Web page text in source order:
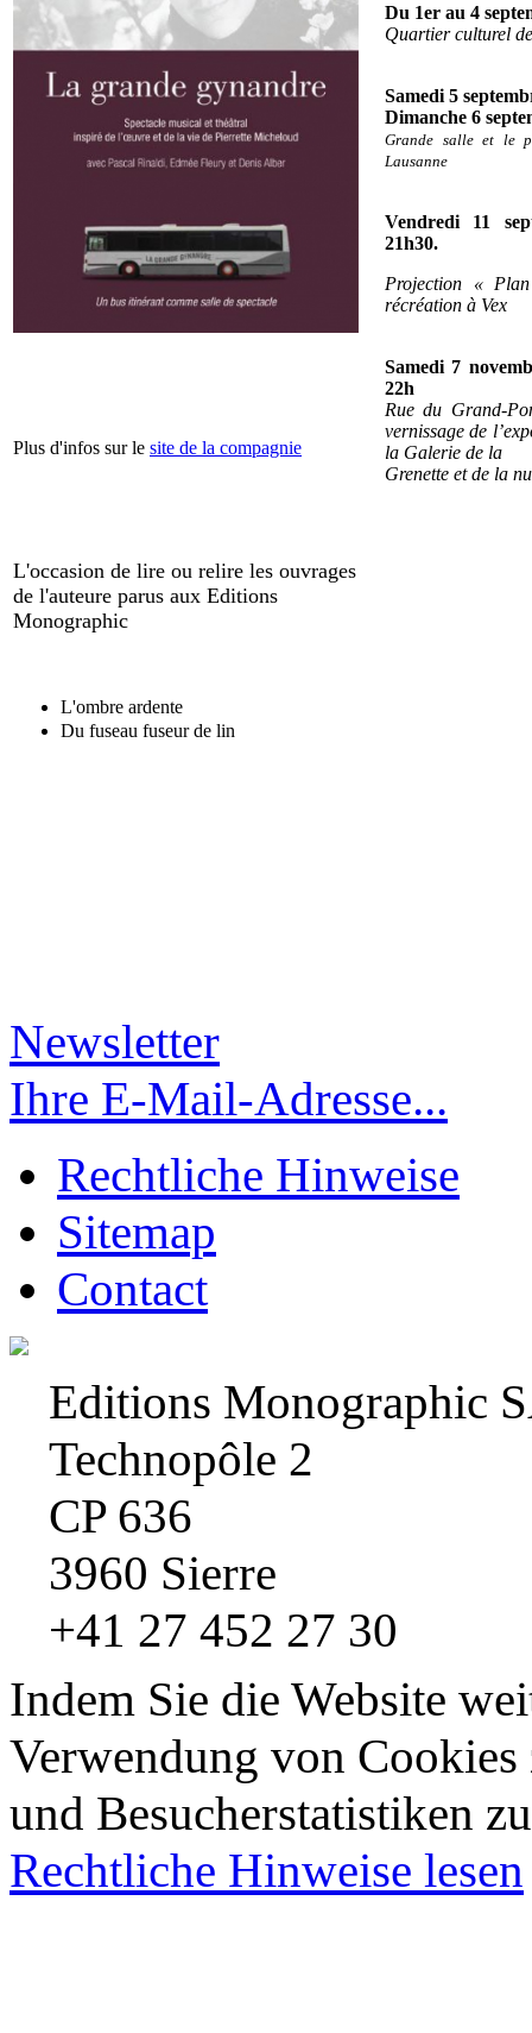
Plus d'infos sur le site de la compagnie
L'occasion de lire ou relire les ouvrages
de l'auteure parus aux Editions
Monographic
L'ombre ardente
Du fuseau fuseur de lin
Du 1er au 4
Quartier culturel
Samedi 5
Dimanche 6
Grande salle et le
Lausanne
Vendredi 11
21h30.
Projection «
récréation à Vex
Samedi 7
22h
Rue du Grand-
vernissage de
la Galerie de la
Grenette et de la
Newsletter
Ihre E-Mail-Adresse...
Rechtliche Hinweise
Sitemap
Contact
Editions Monographic
Technopôle 2
CP 636
3960 Sierre
+41 27 452 27 30
Indem Sie die Website
Verwendung von
und Besucherstatistiken
Rechtliche Hinweise lesen